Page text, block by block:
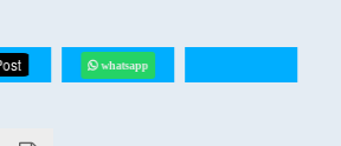
whatsapp